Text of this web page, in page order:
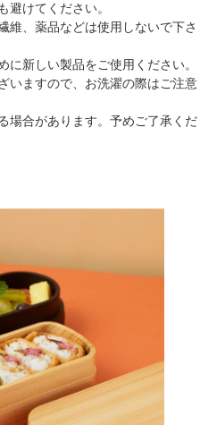
避けてください。
維、薬品などは使用しないで下さ
新しい製品をご使用ください。
いますので、お洗濯の際はご注意
場合があります。予めご了承くだ